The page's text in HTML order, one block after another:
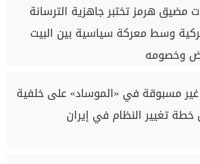
مضيق هرمز تختبر جاهزية الترسانة
وسط معركة سياسية بين البيت
وخصومه
مسبوقة في «الموساد» على خلفية
تغيير النظام في إيران